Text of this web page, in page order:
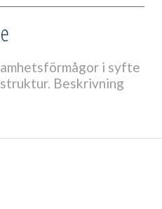
i syfte
Beskrivning